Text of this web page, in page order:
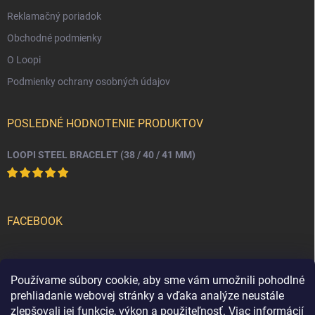
Používame súbory cookie, aby sme vám umožnili pohodlné
prehliadanie webovej stránky a vďaka analýze neustále
zlepšovali jej funkcie, výkon a použiteľnosť. Viac informácií
Reklamačný poriadok
Obchodné podmienky
O Loopi
Podmienky ochrany osobných údajov
POSLEDNÉ HODNOTENIE PRODUKTOV
LOOPI STEEL BRACELET (38 / 40 / 41 MM)
FACEBOOK
PRIJÍMAME ONLINE PLATBY